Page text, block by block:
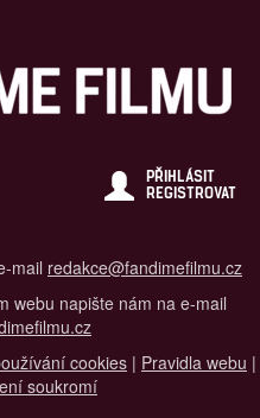
PŘIHLÁSIT
REGISTROVAT
mail redakce@fandimefilmu.cz
webu napište nám na e-mail
cookies | Pravidla webu |
soukromí